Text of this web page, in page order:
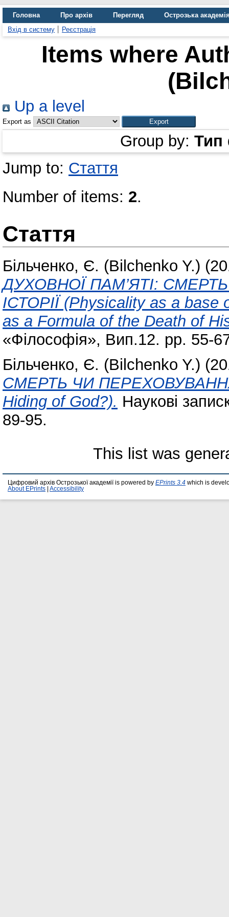
Головна Про архів Перегляд
Острозька
Вхід в систему
Реєстрація
Items where
Up a level
Export as
Group by: Тип
Jump to: Стаття
Number of items: 2.
Стаття
Більченко, Є. (Bilchenko Y.)
ДУХОВНОЇ ПАМ’ЯТІ:
ІСТОРІЇ (Physicality as a
as a Formula of the Death of
«Філософія», Вип.12. pp. 55-
Більченко, Є. (Bilchenko Y.)
СМЕРТЬ ЧИ ПЕРЕХОВУВАННЯ
Hiding of God?). Наукові
89-95.
This list was
Цифровий архів Острозької академії is powered by EPrints 3.4 which is
About EPrints
Accessibility